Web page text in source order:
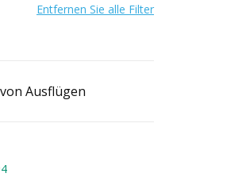
Entfernen Sie alle Filter
Ausflügen